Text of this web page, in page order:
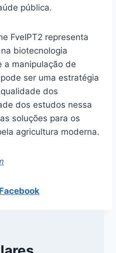
pública.
FveIPT2 representa
biotecnologia
a manipulação de
ser uma estratégia
dos
dos estudos nessa
soluções para os
agricultura moderna.
Facebook